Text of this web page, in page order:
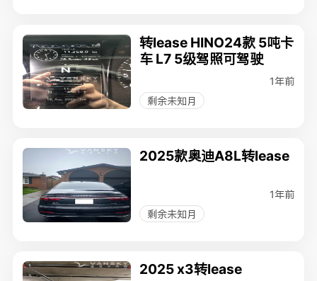
转lease HINO24款 5吨卡
车 L7 5级驾照可驾驶
1年前
剩余未知月
2025款奥迪A8L转lease
1年前
剩余未知月
2025 x3转lease